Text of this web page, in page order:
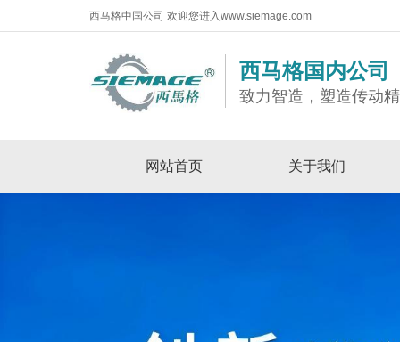
西马格中国公司 欢迎您进入www.siemage.com
西马格国内公司
致力智造，塑造传动
网站首页 关于我们